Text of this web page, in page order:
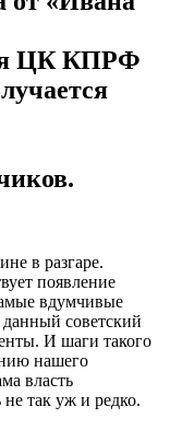
ЦК КПРФ
в разгаре.
появление
вдумчивые
советский
И шаги такого
нашего
власть
так уж и редко.